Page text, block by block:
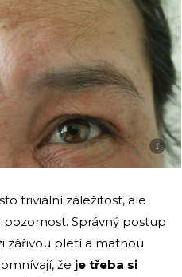
i
triviální záležitost, ale
Správný postup
zářivou pletí a matnou
že je třeba si